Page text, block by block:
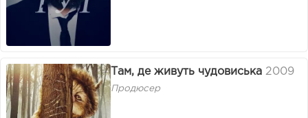
Там, де живуть чудовиська 2009
Продюсер